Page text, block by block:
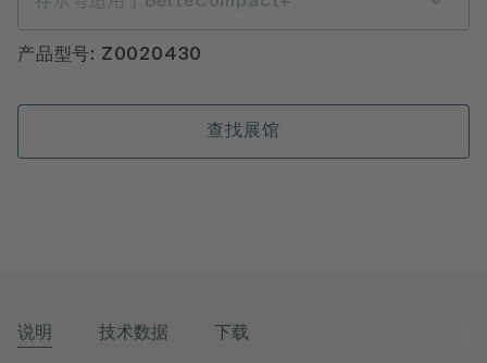
产品型号: Z0020430
查找展馆
说明 技术数据 下载